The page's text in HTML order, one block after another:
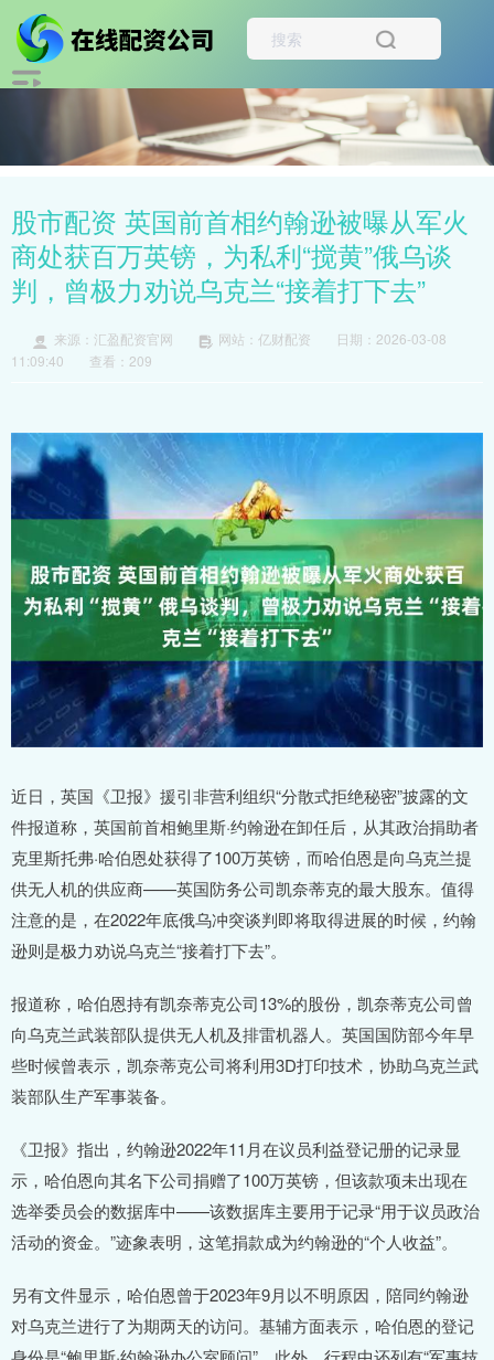
股市配资 英国前首相约翰逊被曝从军火
商处获百万英镑，为私利“搅黄”俄乌谈
判，曾极力劝说乌克兰“接着打下去”
来源：汇盈配资官网 网站：亿财配资
日期：2026-03-08
11:09:40
查看：209
近日，英国《卫报》援引非营利组织“分散式拒绝秘密”披露的文
件报道称，英国前首相鲍里斯·约翰逊在卸任后，从其政治捐助者
克里斯托弗·哈伯恩处获得了100万英镑，而哈伯恩是向乌克兰提
供无人机的供应商——英国防务公司凯奈蒂克的最大股东。值得
注意的是，在2022年底俄乌冲突谈判即将取得进展的时候，约翰
逊则是极力劝说乌克兰“接着打下去”。
报道称，哈伯恩持有凯奈蒂克公司13%的股份，凯奈蒂克公司曾
向乌克兰武装部队提供无人机及排雷机器人。英国国防部今年早
些时候曾表示，凯奈蒂克公司将利用3D打印技术，协助乌克兰武
装部队生产军事装备。
《卫报》指出，约翰逊2022年11月在议员利益登记册的记录显
示，哈伯恩向其名下公司捐赠了100万英镑，但该款项未出现在
选举委员会的数据库中——该数据库主要用于记录“用于议员政治
活动的资金。”迹象表明，这笔捐款成为约翰逊的“个人收益”。
另有文件显示，哈伯恩曾于2023年9月以不明原因，陪同约翰逊
对乌克兰进行了为期两天的访问。基辅方面表示，哈伯恩的登记